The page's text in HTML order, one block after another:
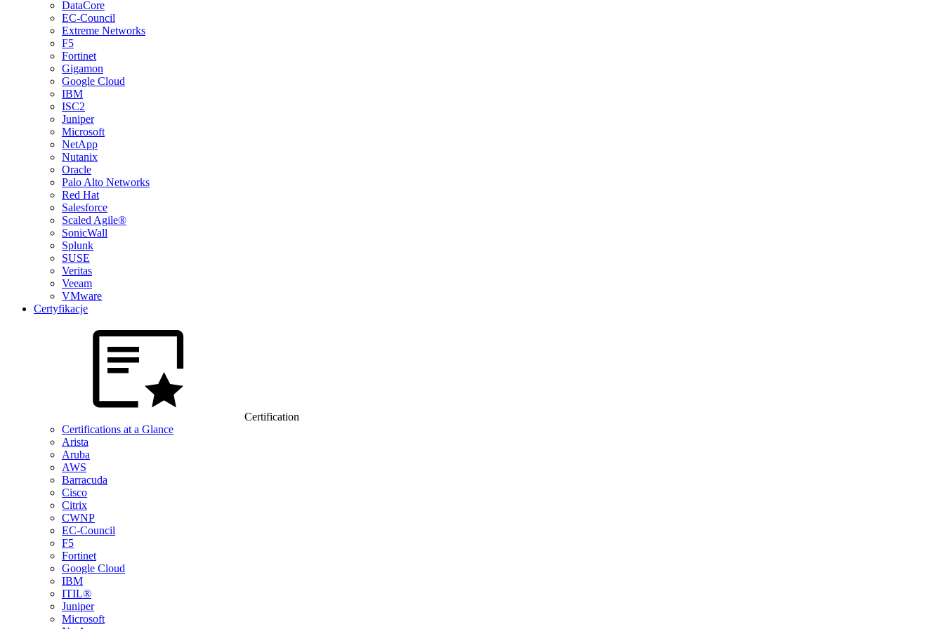
DataCore
EC-Council
Extreme Networks
F5
Fortinet
Gigamon
Google Cloud
IBM
ISC2
Juniper
Microsoft
NetApp
Nutanix
Oracle
Palo Alto Networks
Red Hat
Salesforce
Scaled Agile®
SonicWall
Splunk
SUSE
Veritas
Veeam
VMware
Certyfikacje
Certification
Certifications at a Glance
Arista
Aruba
AWS
Barracuda
Cisco
Citrix
CWNP
EC-Council
F5
Fortinet
Google Cloud
IBM
ITIL®
Juniper
Microsoft